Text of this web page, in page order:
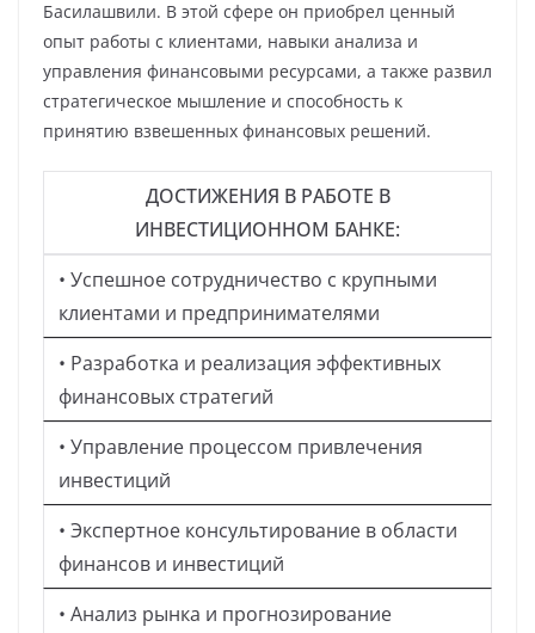
Басилашвили. В этой сфере он приобрел ценный
опыт работы с клиентами, навыки анализа и
управления финансовыми ресурсами, а также развил
стратегическое мышление и способность к
принятию взвешенных финансовых решений.
ДОСТИЖЕНИЯ В РАБОТЕ В
ИНВЕСТИЦИОННОМ БАНКЕ:
• Успешное сотрудничество с крупными
клиентами и предпринимателями
• Разработка и реализация эффективных
финансовых стратегий
• Управление процессом привлечения
инвестиций
• Экспертное консультирование в области
финансов и инвестиций
• Анализ рынка и прогнозирование